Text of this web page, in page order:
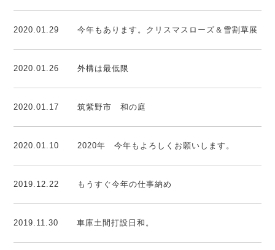
2020.01.29 今年もあります。クリスマスローズ＆雪割草展
2020.01.26 外構は最低限
2020.01.17 筑紫野市 和の庭
2020.01.10 2020年 今年もよろしくお願いします。
2019.12.22 もうすぐ今年の仕事納め
2019.11.30 車庫土間打設日和。